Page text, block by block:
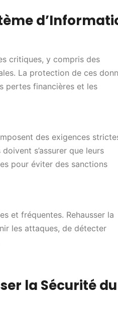
critiques, y compris des
La protection de ces
pertes financières et les
des exigences
s’assurer que leurs
pour éviter des sanctions
et fréquentes. Rehausser la
les attaques, de détecter
la Sécurité du